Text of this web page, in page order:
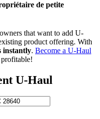
de petite
that want to add U-
product offering. With
instantly. Become a U-Haul
U-Haul